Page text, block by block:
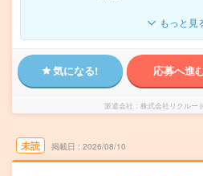
もっと見
気になる! 応募へ進
派遣会社 株式会社リクルー
未読 掲載日 2026/08/10